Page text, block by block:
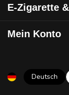
E-Zigarette
Mein Konto
Deutsch